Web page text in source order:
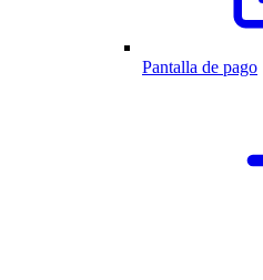
Pantalla de pago